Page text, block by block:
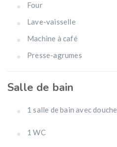
Four
Lave-vaisselle
Machine à café
Presse-agrumes
Salle de bain
1 salle de bain avec douche
1 WC